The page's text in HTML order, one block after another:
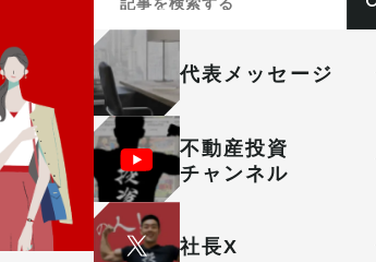
代表メッセージ
不動産投資
チャンネル
社⻑X